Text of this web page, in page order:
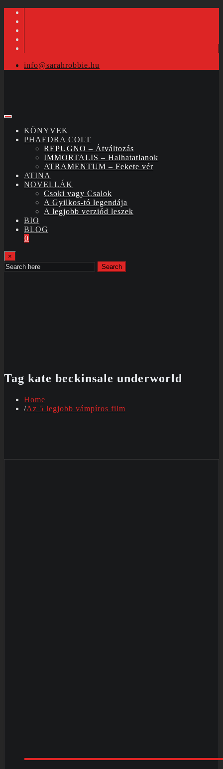
info@sarahrobbie.hu
KÖNYVEK
PHAEDRA COLT
REPUGNO – Átváltozás
IMMORTALIS – Halhatatlanok
ATRAMENTUM – Fekete vér
ATINA
NOVELLÁK
Csoki vagy Csalok
A Gyilkos-tó legendája
A legjobb verziód leszek
BIO
BLOG
0
×
Search
Tag kate beckinsale underworld
Home
Az 5 legjobb vámpíros film